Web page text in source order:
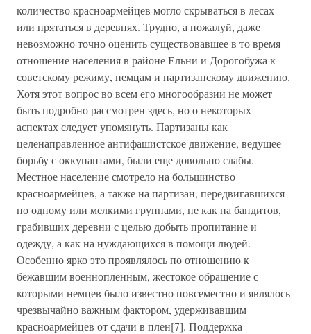
количество красноармейцев могло скрываться в лесах
или прятаться в деревнях. Трудно, а пожалуй, даже
невозможно точно оценить существовавшее в то время
отношение населения в районе Ельни и Дорогобужа к
советскому режиму, немцам и партизанскому движению.
Хотя этот вопрос во всем его многообразии не может
быть подробно рассмотрен здесь, но о некоторых
аспектах следует упомянуть. Партизаны как
целенаправленное антифашистское движение, ведущее
борьбу с оккупантами, были еще довольно слабы.
Местное население смотрело на большинство
красноармейцев, а также на партизан, передвигавшихся
по одному или мелкими группами, не как на бандитов,
грабивших деревни с целью добыть пропитание и
одежду, а как на нуждающихся в помощи людей.
Особенно ярко это проявлялось по отношению к
бежавшим военнопленным, жестокое обращение с
которыми немцев было известно повсеместно и являлось
чрезвычайно важным фактором, удерживавшим
красноармейцев от сдачи в плен[7]. Поддержка